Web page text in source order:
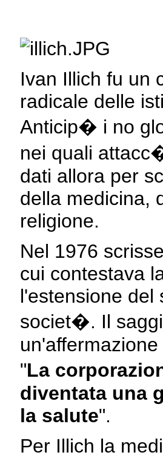
Ivan Illich fu un
radicale delle
Anticip� i no
nei quali
dati allora per
della medicina,
religione.
Nel 1976
cui contestava
l'estensione del
societ�. Il
"La
diventata una
la salute".
Per Illich la